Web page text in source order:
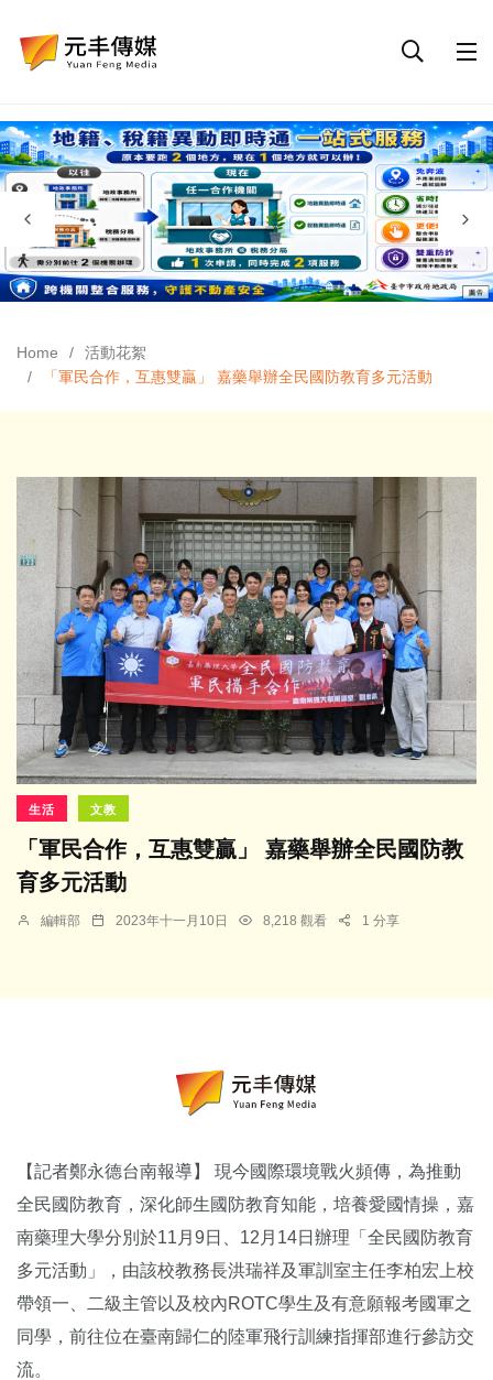
Home
活動花絮
「軍民合作，互惠雙贏」 嘉藥舉辦全民國防教育多元活動
生活 文教
「軍民合作，互惠雙贏」 嘉藥舉辦全民國防教
育多元活動
編輯部 2023年十一月10日 8,218 觀看 1 分享
【記者鄭永德台南報導】 現今國際環境戰火頻傳，為推動
全民國防教育，深化師生國防教育知能，培養愛國情操，嘉
南藥理大學分別於11月9日、12月14日辦理「全民國防教育
多元活動」，由該校教務長洪瑞祥及軍訓室主任李柏宏上校
帶領一、二級主管以及校內ROTC學生及有意願報考國軍之
同學，前往位在臺南歸仁的陸軍飛行訓練指揮部進行參訪交
流。